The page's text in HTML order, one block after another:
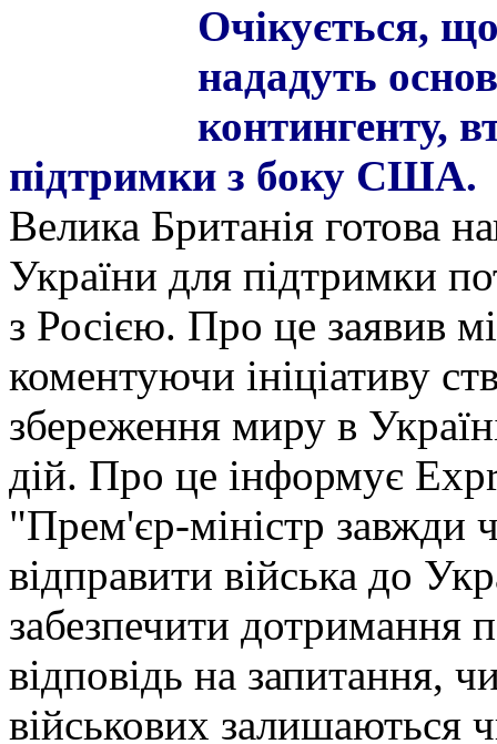
Очікується,
нададуть
контингенту,
підтримки з боку США.
Велика Британія готова
України для підтримки
з Росією. Про це заявив
коментуючи ініціативу
збереження миру в
дій. Про це інформує
"Прем'єр-міністр завжди
відправити війська до
забезпечити дотримання
відповідь на запитання,
військових залишаються